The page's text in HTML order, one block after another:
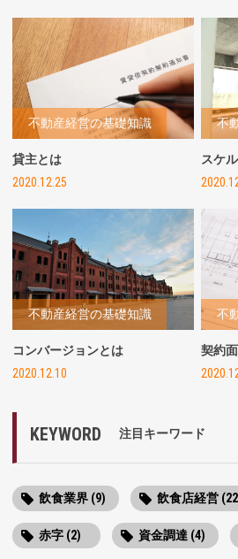
不動産経営の基礎知識
貸主とは
2020.12.25
不
スケ
不動産経営の基礎知識
コンバージョンとは
2020.12.10
不
契約
KEYWORD 注目キーワード
飲食業界 (9) 飲食店経営
赤字 (2) 資金調達 (4)